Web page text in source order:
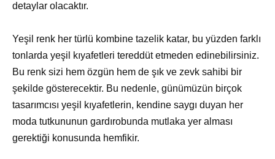
detaylar olacaktır.
Yeşil renk her türlü kombine tazelik katar, bu yüzden farklı
tonlarda yeşil kıyafetleri tereddüt etmeden edinebilirsiniz.
Bu renk sizi hem özgün hem de şık ve zevk sahibi bir
şekilde gösterecektir. Bu nedenle, günümüzün birçok
tasarımcısı yeşil kıyafetlerin, kendine saygı duyan her
moda tutkununun gardırobunda mutlaka yer alması
gerektiği konusunda hemfikir.